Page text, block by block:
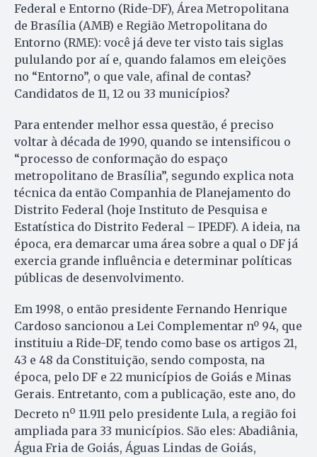
Federal e Entorno (Ride-DF), Área Metropolitana
de Brasília (AMB) e Região Metropolitana do
Entorno (RME): você já deve ter visto tais siglas
pululando por aí e, quando falamos em eleições
no “Entorno”, o que vale, afinal de contas?
Candidatos de 11, 12 ou 33 municípios?
Para entender melhor essa questão, é preciso
voltar à década de 1990, quando se intensificou o
“processo de conformação do espaço
metropolitano de Brasília”, segundo explica nota
técnica da então Companhia de Planejamento do
Distrito Federal (hoje Instituto de Pesquisa e
Estatística do Distrito Federal – IPEDF). A ideia, na
época, era demarcar uma área sobre a qual o DF já
exercia grande influência e determinar políticas
públicas de desenvolvimento.
Em 1998, o então presidente Fernando Henrique
Cardoso sancionou a Lei Complementar nº 94, que
instituiu a Ride-DF, tendo como base os artigos 21,
43 e 48 da Constituição, sendo composta, na
época, pelo DF e 22 municípios de Goiás e Minas
Gerais. Entretanto, com a publicação, este ano, do
Decreto no 11.911 pelo presidente Lula, a região foi
ampliada para 33 municípios. São eles: Abadiânia,
Água Fria de Goiás, Águas Lindas de Goiás,